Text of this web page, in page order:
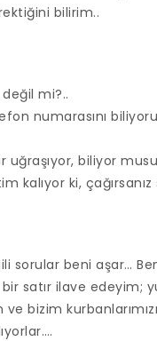
bilirim..
mi?..
numarasını
uğraşıyor, biliyor
kalıyor ki,
sorular beni aşar…
satır ilave edeyim;
bizim